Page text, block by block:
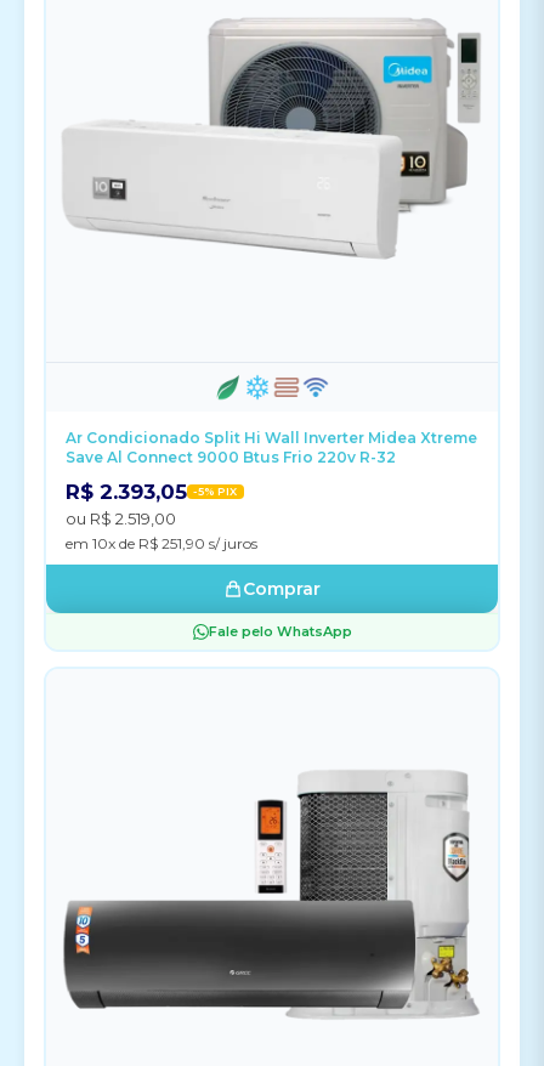
Ar Condicionado Split Hi Wall Inverter Midea Xtreme
Save Al Connect 9000 Btus Frio 220v R-32
R$ 2.393,05 -5% PIX
ou R$ 2.519,00
em 10x de R$ 251,90 s/ juros
Comprar
Fale pelo WhatsApp